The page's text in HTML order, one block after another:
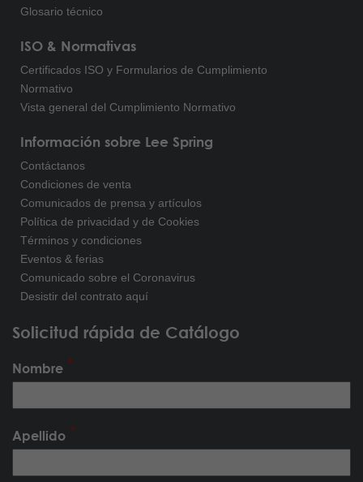
Glosario técnico
ISO & Normativas
Certificados ISO y Formularios de Cumplimiento
Normativo
Vista general del Cumplimiento Normativo
Información sobre Lee Spring
Contáctanos
Condiciones de venta
Comunicados de prensa y artículos
Política de privacidad y de Cookies
Términos y condiciones
Eventos & ferias
Comunicado sobre el Coronavirus
Desistir del contrato aquí
Solicitud rápida de Catálogo
Nombre
Apellido